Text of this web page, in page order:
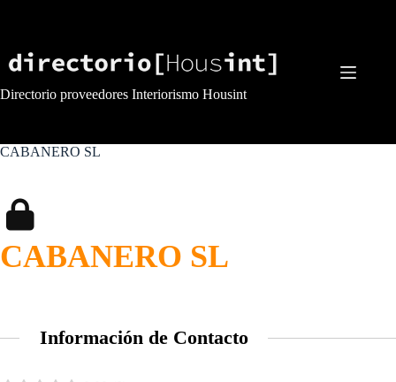
Directorio proveedores Interiorismo Housint
CABANERO SL
CABANERO SL
Información de Contacto